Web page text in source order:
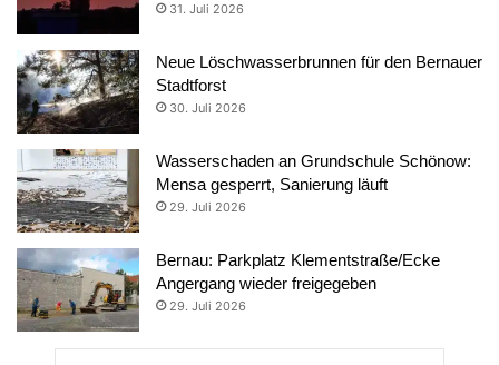
31. Juli 2026
Neue Löschwasserbrunnen für den Bernauer
Stadtforst
30. Juli 2026
Wasserschaden an Grundschule Schönow:
Mensa gesperrt, Sanierung läuft
29. Juli 2026
Bernau: Parkplatz Klementstraße/Ecke
Angergang wieder freigegeben
29. Juli 2026